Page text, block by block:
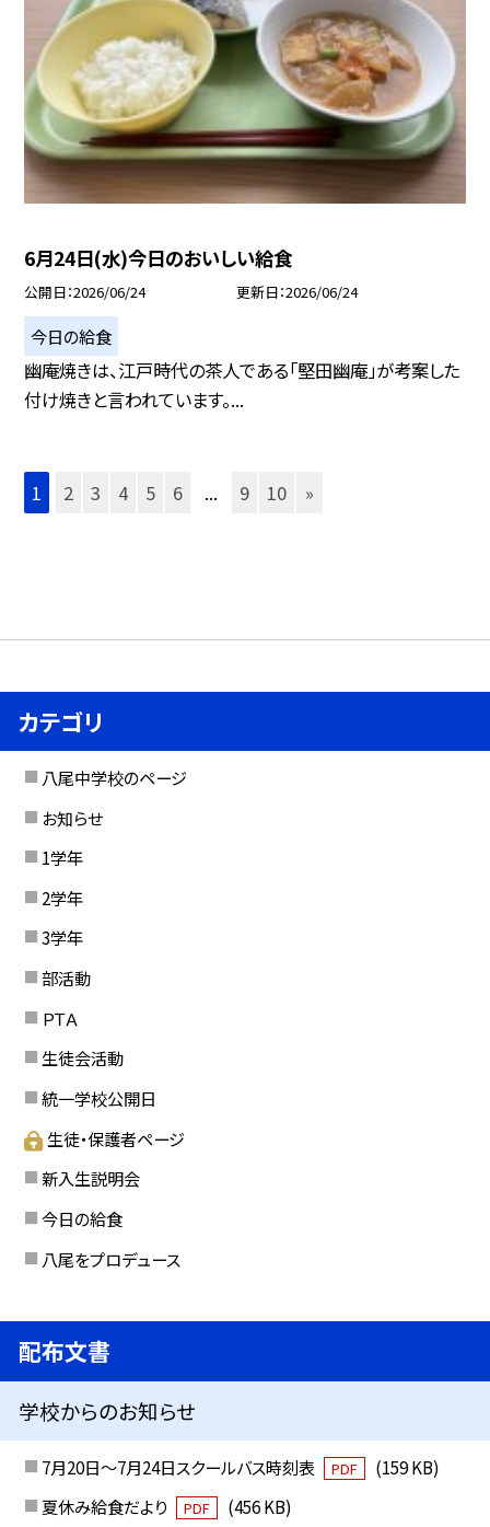
6月24日(水)今日のおいしい給食
公開日 2026/06/24 更新日 2026/06/24
今日の給食
幽庵焼きは、江戸時代の茶人である「堅田幽庵」が考案した
付け焼きと言われています。...
1 2 3 4 5 6 ... 9 10 »
カテゴリ
八尾中学校のページ
お知らせ
1学年
2学年
3学年
部活動
ＰＴＡ
生徒会活動
統一学校公開日
生徒・保護者ページ
新入生説明会
今日の給食
八尾をプロデュース
配布文書
学校からのお知らせ
7月20日～7月24日スクールバス時刻表 PDF
(159 KB)
夏休み給食だより
PDF
(456 KB)